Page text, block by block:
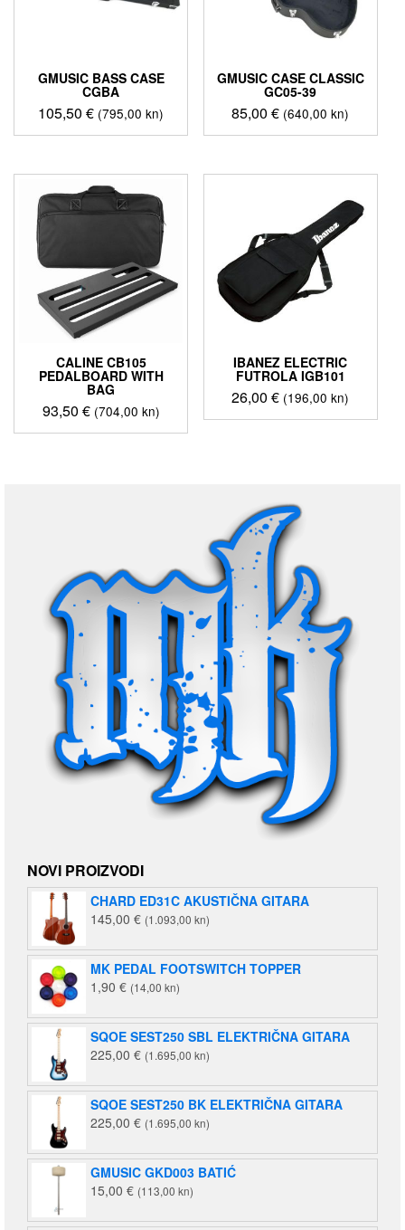
GMUSIC BASS CASE
CGBA
105,50€ (795,00 kn)
GMUSIC CASE CLASSIC
GC05-39
85,00€ (640,00 kn)
CALINE CB105
PEDALBOARD WITH
BAG
93,50 € (704,00 kn)
IBANEZ ELECTRIC
FUTROLA IGB101
26,00€ (196,00 kn)
NOVI PROIZVODI
CHARD ED31C AKUSTIČNA GITARA
145,00 € (1.093,00 kn)
MK PEDAL FOOTSWITCH TOPPER
1,90 € (14,00 kn)
SQOE SEST250 SBL ELEKTRIČNA GITARA
225,00 € (1.695,00 kn)
SQOE SEST250 BK ELEKTRIČNA GITARA
225,00 € (1.695,00 kn)
GMUSIC GKD003 BATIĆ
15,00 € (113,00 kn)